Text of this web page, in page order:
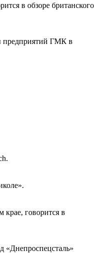
в обзоре британского
предприятий ГМК в
говорится в